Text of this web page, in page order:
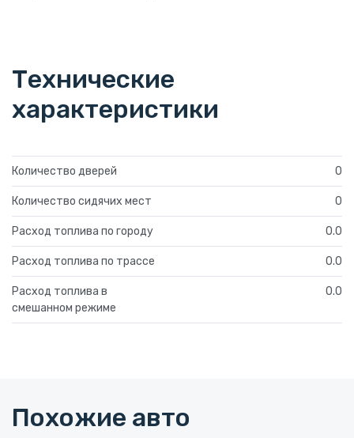
Технические
характеристики
Количество дверей 0
Количество сидячих мест 0
Расход топлива по городу 0.0
Расход топлива по трассе 0.0
Расход топлива в
смешанном режиме
0.0
Похожие авто